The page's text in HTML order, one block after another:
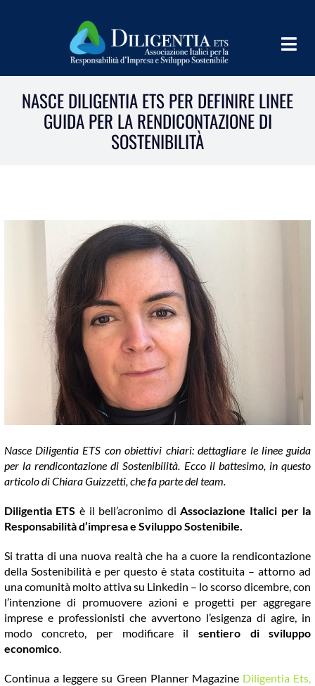
HOME
CHI SIAMO
PROGRAMS
COMMUNITY
NASCE DILIGENTIA ETS PER DEFINIRE LINEE
GUIDA PER LA RENDICONTAZIONE DI
SOSTENIBILITÀ
Nasce Diligentia ETS con obiettivi chiari: dettagliare le linee guida
per la rendicontazione di Sostenibilità. Ecco il battesimo, in questo
articolo di Chiara Guizzetti, che fa parte del team.
Diligentia ETS è il bell’acronimo diAssociazione Italici per la
Responsabilità d’impresa e Sviluppo Sostenibile.
Si tratta di una nuova realtà che ha a cuore la rendicontazione
della Sostenibilità e per questo è stata costituita – attorno ad
una comunità molto attiva su Linkedin – lo scorso dicembre, con
l’intenzione di promuovere azioni e progetti per aggregare
imprese e professionisti che avvertono l’esigenza di agire, in
modo concreto, per modificare ilsentiero di sviluppo
economico.
Continua a leggere su Green Planner Magazine Diligentia Ets,